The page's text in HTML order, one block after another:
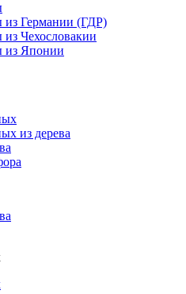
из Германии (ГДР)
Чехословакии
из Японии
из дерева